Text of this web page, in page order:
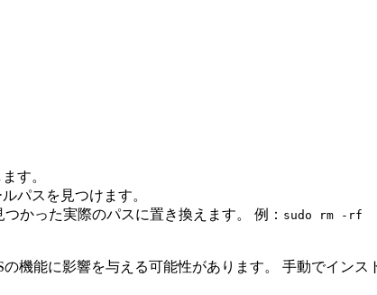
す。
パスを見つけます。
つかった実際のパスに置き換えます。 例： sudo rm -rf
機能に影響を与える可能性があります。 手動でイン